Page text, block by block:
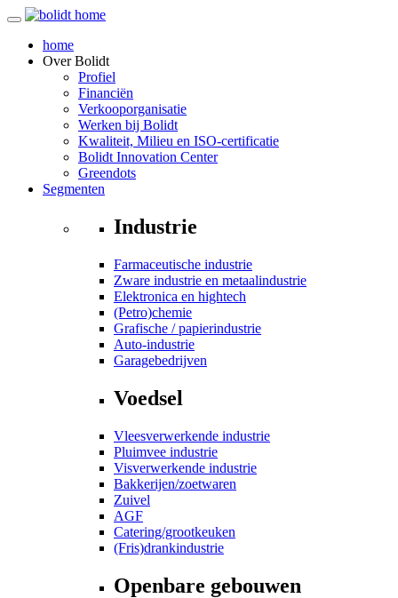
home
OverBolidt
Profiel
Financiën
Verkooporganisatie
Werken bij Bolidt
Kwaliteit, Milieu en ISO-certificatie
Bolidt Innovation Center
Greendots
Segmenten
Industrie
Farmaceutische industrie
Zware industrie en metaalindustrie
Elektronica en hightech
(Petro)chemie
Grafische / papierindustrie
Auto-industrie
Garagebedrijven
Voedsel
Vleesverwerkende industrie
Pluimvee industrie
Visverwerkende industrie
Bakkerijen/zoetwaren
Zuivel
AGF
Catering/grootkeuken
(Fris)drankindustrie
Openbare gebouwen